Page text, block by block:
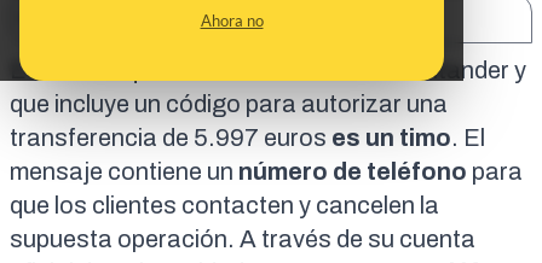
Ahora no
Este SMS que simula ser del banco Santander y
que incluye un código para autorizar una
transferencia de 5.997 euros es un timo. El
mensaje contiene un número de teléfono para
que los clientes contacten y cancelen la
supuesta operación. A través de su cuenta